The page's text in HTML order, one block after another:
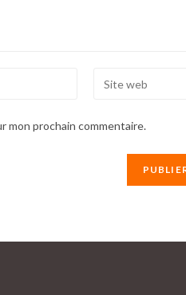
(optional)
mon prochain commentaire.